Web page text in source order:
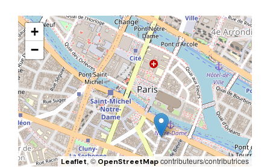
+
−
Leaflet, ©OpenStreetMapcontributeurs/contributrices